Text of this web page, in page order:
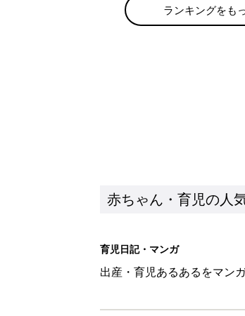
育児日記・マンガ
生後5カ月での
の生活【網膜芽
赤ちゃん・育児